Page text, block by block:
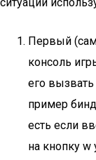
Первый
консоль
его
пример
есть если
на кнопку w